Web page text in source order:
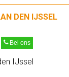
DEN IJSSEL
Bel ons
IJssel